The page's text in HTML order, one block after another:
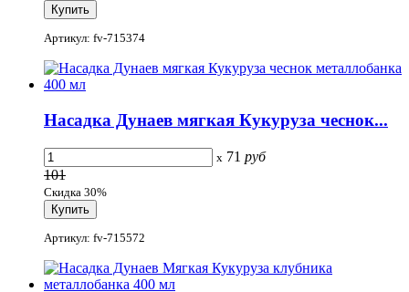
Артикул: fv-715374
Насадка Дунаев мягкая Кукуруза чеснок...
x 71 руб
101
Скидка 30%
Артикул: fv-715572